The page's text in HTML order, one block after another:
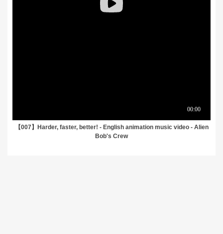
【007】Harder, faster, better! - English animation music video - Alien
Bob's Crew